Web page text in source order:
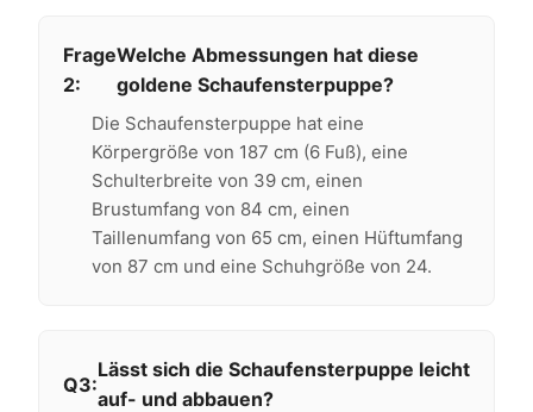
Frage
2:
Welche Abmessungen hat diese
goldene Schaufensterpuppe?
Die Schaufensterpuppe hat eine
Körpergröße von 187 cm (6 Fuß), eine
Schulterbreite von 39 cm, einen
Brustumfang von 84 cm, einen
Taillenumfang von 65 cm, einen Hüftumfang
von 87 cm und eine Schuhgröße von 24.
Q3:
Lässt sich die Schaufensterpuppe leicht
auf- und abbauen?